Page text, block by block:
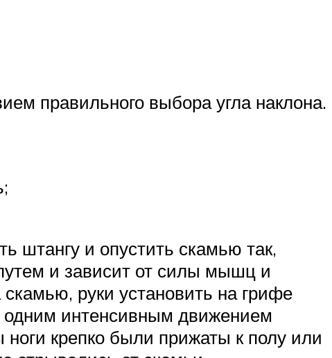
правильного выбора угла наклона.
штангу и опустить скамью так,
и зависит от силы мышц и
руки установить на грифе
одним интенсивным движением
крепко были прижаты к полу или